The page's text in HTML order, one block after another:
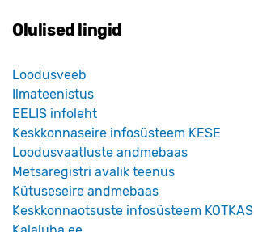
Olulised lingid
Loodusveeb
Ilmateenistus
EELIS infoleht
Keskkonnaseire infosüsteem KESE
Loodusvaatluste andmebaas
Metsaregistri avalik teenus
Kütuseseire andmebaas
Keskkonnaotsuste infosüsteem KOTKAS